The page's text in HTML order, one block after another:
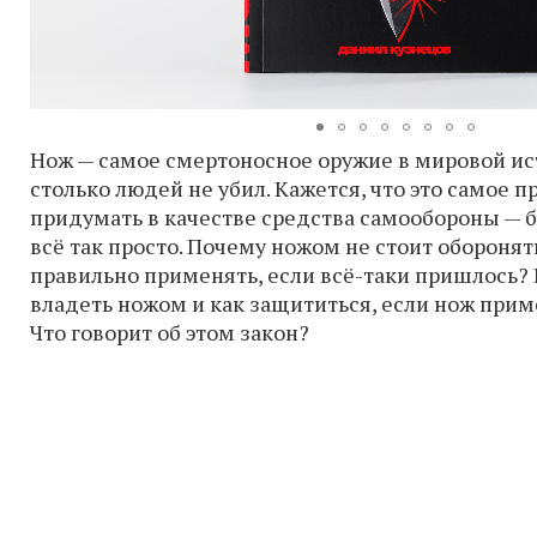
Нож — самое смертоносное оружие в мировой
столько людей не убил. Кажется, что это самое
придумать в качестве средства самообороны —
всё так просто. Почему ножом не стоит
правильно применять, если всё-таки пришлось?
владеть ножом и как защититься, если нож
Что говорит об этом закон?